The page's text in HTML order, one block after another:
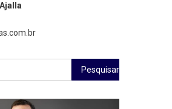
Pesquisar
por: